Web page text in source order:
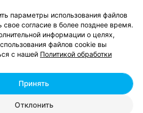
по вопросам сотрудничества
руководителю relax.by
настройки cookie
персональных данных
УНП 191700409, регистрирующий орган -
| 220012, Республика Беларусь, г. Минск,
параметры использования файлов
свое согласие в более позднее время.
информации о целях,
файлов cookie вы
с нашей Политикой обработки
Отклонить
Принять